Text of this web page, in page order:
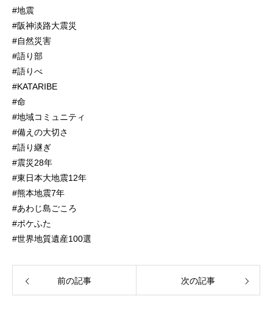
#地震
#阪神淡路大震災
#自然災害
#語り部
#語りべ
#KATARIBE
#命
#地域コミュニティ
#備えの大切さ
#語り継ぎ
#震災28年
#東日本大地震12年
#熊本地震7年
#あわじ島ごころ
#ポケふた
#世界地質遺産100選
前の記事 次の記事